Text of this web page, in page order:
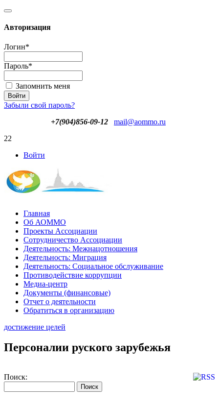
Авторизация
Логин*
Пароль*
Запомнить меня
Забыли свой пароль?
+7(904)856-09-12
mail@aommo.ru
22
Войти
Главная
Об АОММО
Проекты Ассоциации
Сотрудничество Ассоциации
Деятельность: Межнацотношения
Деятельность: Миграция
Деятельность: Социальное обслуживание
Противодействие коррупции
Медиа-центр
Документы (финансовые)
Отчет о деятельности
Обратиться в организацию
достижение целей
Персоналии руского зарубежья
Поиск: